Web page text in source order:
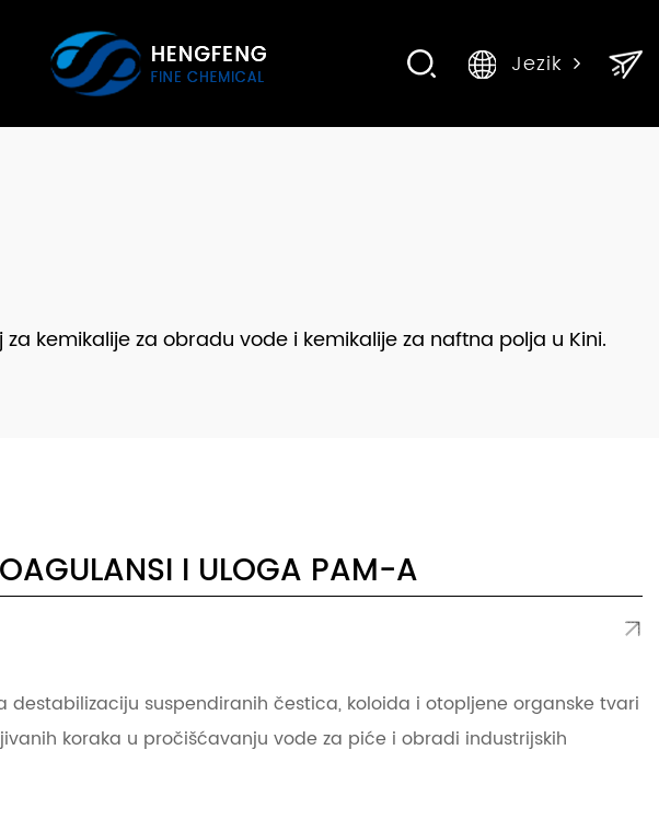
Jezik
kemikalije za obradu vode i kemikalije za naftna polja u Kini.
I ULOGA PAM-A
suspendiranih čestica, koloida i otopljene organske tvari
koraka u pročišćavanju vode za piće i obradi industrijskih